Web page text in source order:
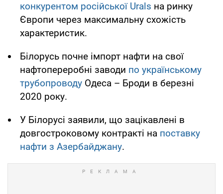
конкурентом російської Urals на ринку
Європи через максимальну схожість
характеристик.
Білорусь почне імпорт нафти на свої
нафтопереробні заводи по українському
трубопроводу Одеса – Броди в березні
2020 року.
У Білорусі заявили, що зацікавлені в
довгостроковому контракті на поставку
нафти з Азербайджану.